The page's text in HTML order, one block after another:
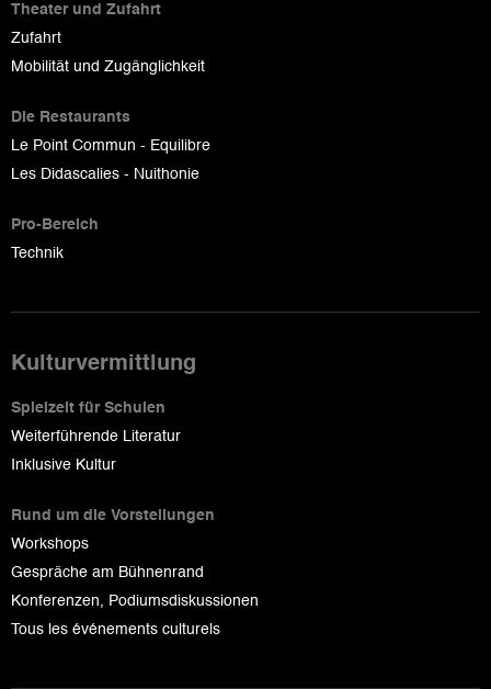
Theater und Zufahrt
Zufahrt
Mobilität und Zugänglichkeit
Die Restaurants
Le Point Commun - Equilibre
Les Didascalies - Nuithonie
Pro-Bereich
Technik
Kulturvermittlung
Spielzeit für Schulen
Weiterführende Literatur
Inklusive Kultur
Rund um die Vorstellungen
Workshops
Gespräche am Bühnenrand
Konferenzen, Podiumsdiskussionen
Tous les événements culturels